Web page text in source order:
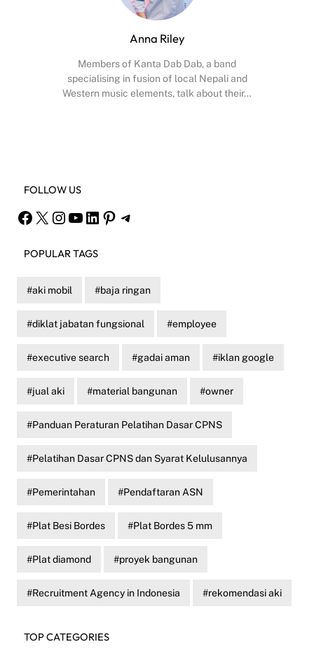
Anna Riley
Members of Kanta Dab Dab, a band
specialising in fusion of local Nepali and
Western music elements, talk about their…
FOLLOW US
Facebook X Instagram YouTube LinkedIn Pinterest Telegram
POPULAR TAGS
aki mobil baja ringan
diklat jabatan fungsional employee
executive search gadai aman iklan google
jual aki material bangunan owner
Panduan Peraturan Pelatihan Dasar CPNS
Pelatihan Dasar CPNS dan Syarat Kelulusannya
Pemerintahan Pendaftaran ASN
Plat Besi Bordes Plat Bordes 5 mm
Plat diamond proyek bangunan
Recruitment Agency in Indonesia rekomendasi aki
TOP CATEGORIES